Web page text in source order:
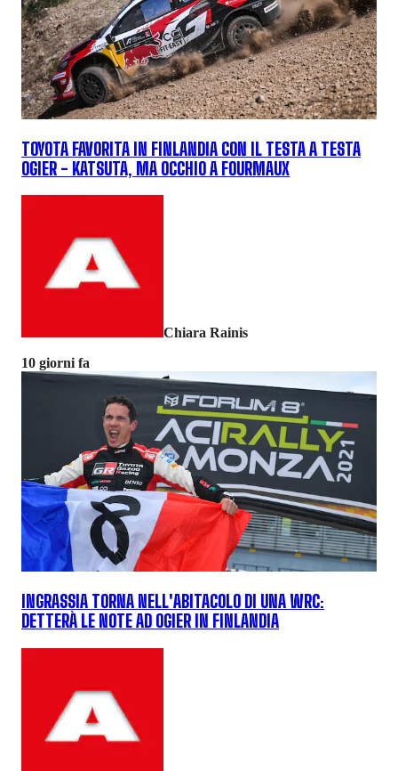
TOYOTA FAVORITA IN FINLANDIA CON IL TESTA A TESTA
OGIER - KATSUTA, MA OCCHIO A FOURMAUX
Chiara Rainis
10 giorni fa
INGRASSIA TORNA NELL'ABITACOLO DI UNA WRC:
DETTERÀ LE NOTE AD OGIER IN FINLANDIA